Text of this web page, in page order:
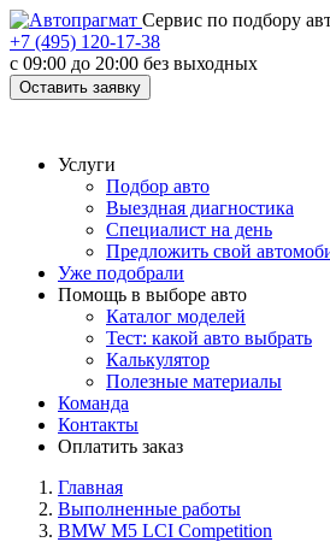
Cервис по подбору
+7 (495) 120-17-38
с 09:00 до 20:00 без выходных
Оставить заявку
Услуги
Подбор авто
Выездная диагностика
Специалист на день
Предложить свой
Уже подобрали
Помощь в выборе авто
Каталог моделей
Тест: какой авто выбрать
Калькулятор
Полезные материалы
Команда
Контакты
Оплатить заказ
Главная
Выполненные работы
BMW M5 LCI Competition